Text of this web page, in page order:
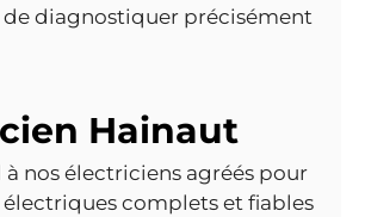
diagnostiquer précisément
Hainaut
à nos électriciens agréés pour
électriques complets et fiables